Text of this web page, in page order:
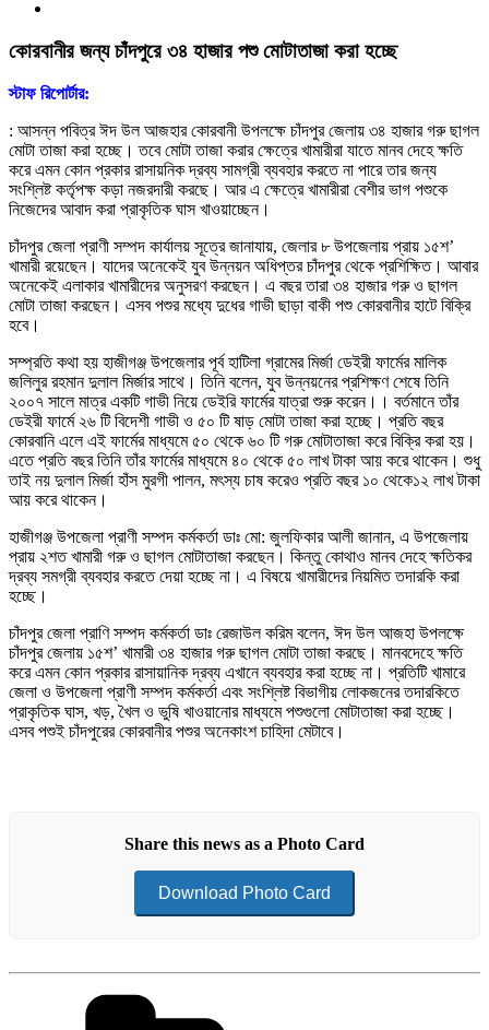
কোরবানীর জন্য চাঁদপুরে ৩৪ হাজার পশু মোটাতাজা করা হচ্ছে
স্টাফ রিপোর্টার:
: আসন্ন পবিত্র ঈদ উল আজহার কোরবানী উপলক্ষে চাঁদপুর জেলায় ৩৪ হাজার গরু ছাগল
মোটা তাজা করা হচ্ছে। তবে মোটা তাজা করার ক্ষেত্রে খামারীরা যাতে মানব দেহে ক্ষতি
করে এমন কোন প্রকার রাসায়নিক দ্রব্য সামগ্রী ব্যবহার করতে না পারে তার জন্য
সংশ্লিষ্ট কর্তৃপক্ষ কড়া নজরদারী করছে। আর এ ক্ষেত্রে খামারীরা বেশীর ভাগ পশুকে
নিজেদের আবাদ করা প্রাকৃতিক ঘাস খাওয়াচ্ছেন।
চাঁদপুর জেলা প্রাণী সম্পদ কার্যালয় সূত্রে জানাযায়, জেলার ৮ উপজেলায় প্রায় ১৫শ’
খামারী রয়েছেন। যাদের অনেকেই যুব উন্নয়ন অধিপ্তর চাঁদপুর থেকে প্রশিক্ষিত। আবার
অনেকেই এলাকার খামারীদের অনুসরণ করছেন। এ বছর তারা ৩৪ হাজার গরু ও ছাগল
মোটা তাজা করছেন। এসব পশুর মধ্যে দুধের গাভী ছাড়া বাকী পশু কোরবানীর হাটে বিক্রি
হবে।
সম্প্রতি কথা হয় হাজীগঞ্জ উপজেলার পূর্ব হাটিলা গ্রামের মির্জা ডেইরী ফার্মের মালিক
জলিলুর রহমান দুলাল মির্জার সাথে। তিনি বলেন, যুব উন্নয়নের প্রশিক্ষণ শেষে তিনি
২০০৭ সালে মাত্র একটি গাভী নিয়ে ডেইরি ফার্মের যাত্রা শুরু করেন।। বর্তমানে তাঁর
ডেইরী ফার্মে ২৬ টি বিদেশী গাভী ও ৫০ টি ষাড় মোটা তাজা করা হচ্ছে। প্রতি বছর
কোরবানি এলে এই ফার্মের মাধ্যমে ৫০ থেকে ৬০ টি গরু মোটাতাজা করে বিক্রি করা হয়।
এতে প্রতি বছর তিনি তাঁর ফার্মের মাধ্যমে ৪০ থেকে ৫০ লাখ টাকা আয় করে থাকেন। শুধু
তাই নয় দুলাল মির্জা হাঁস মুরগী পালন, মৎস্য চাষ করেও প্রতি বছর ১০ থেকে১২ লাখ টাকা
আয় করে থাকেন।
হাজীগঞ্জ উপজেলা প্রাণী সম্পদ কর্মকর্তা ডাঃ মো: জুলফিকার আলী জানান, এ উপজেলায়
প্রায় ২শত খামারী গরু ও ছাগল মোটাতাজা করছেন। কিন্তু কোথাও মানব দেহে ক্ষতিকর
দ্রব্য সমগ্রী ব্যবহার করতে দেয়া হচ্ছে না। এ বিষয়ে খামারীদের নিয়মিত তদারকি করা
হচ্ছে।
চাঁদপুর জেলা প্রাণি সম্পদ কর্মকর্তা ডাঃ রেজাউল করিম বলেন, ঈদ উল আজহা উপলক্ষে
চাঁদপুর জেলায় ১৫শ’ খামারী ৩৪ হাজার গরু ছাগল মোটা তাজা করছে। মানবদেহে ক্ষতি
করে এমন কোন প্রকার রাসায়ানিক দ্রব্য এখানে ব্যবহার করা হচ্ছে না। প্রতিটি খামারে
জেলা ও উপজেলা প্রাণী সম্পদ কর্মকর্তা এবং সংশ্লিষ্ট বিভাগীয় লোকজনের তদারকিতে
প্রাকৃতিক ঘাস, খড়, খৈল ও ভুষি খাওয়ানোর মাধ্যমে পশুগুলো মোটাতাজা করা হচ্ছে।
এসব পশুই চাঁদপুরের কোরবানীর পশুর অনেকাংশ চাহিদা মেটাবে।
Share this news as a Photo Card
Download Photo Card